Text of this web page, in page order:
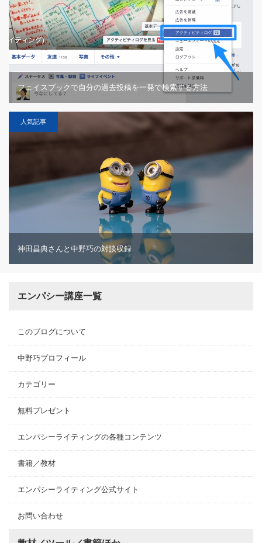
フェイスブックで自分の過去投稿を一発で検索する方法
人気記事
神田昌典さんと中野巧の対談収録
エンパシー講座一覧
このブログについて
中野巧プロフィール
カテゴリー
無料プレゼント
エンパシーライティングの各種コンテンツ
書籍／教材
エンパシーライティング公式サイト
お問い合わせ